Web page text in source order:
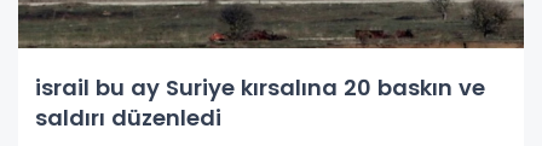
israil bu ay Suriye kırsalına 20 baskın ve
saldırı düzenledi